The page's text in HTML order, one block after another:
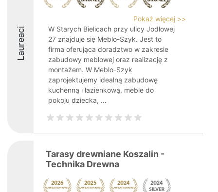
Laureaci
Pokaż więcej >>
W Starych Bielicach przy ulicy Jodłowej
27 znajduje się Meblo-Szyk. Jest to
firma oferująca doradztwo w zakresie
zabudowy meblowej oraz realizację z
montażem. W Meblo-Szyk
zaprojektujemy idealną zabudowę
kuchenną i łazienkową, meble do
pokoju dziecka, ...
Tarasy drewniane Koszalin -
Technika Drewna